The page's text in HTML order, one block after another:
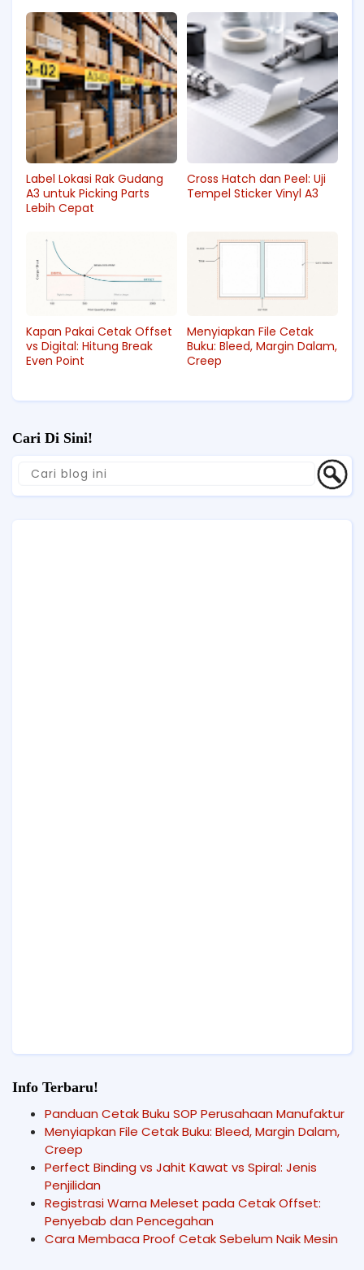
Label Lokasi Rak Gudang
A3 untuk Picking Parts
Lebih Cepat
Cross Hatch dan Peel: Uji
Tempel Sticker Vinyl A3
Kapan Pakai Cetak Offset
vs Digital: Hitung Break
Even Point
Menyiapkan File Cetak
Buku: Bleed, Margin Dalam,
Creep
Cari Di Sini!
Info Terbaru!
Panduan Cetak Buku SOP Perusahaan Manufaktur
Menyiapkan File Cetak Buku: Bleed, Margin Dalam,
Creep
Perfect Binding vs Jahit Kawat vs Spiral: Jenis
Penjilidan
Registrasi Warna Meleset pada Cetak Offset:
Penyebab dan Pencegahan
Cara Membaca Proof Cetak Sebelum Naik Mesin